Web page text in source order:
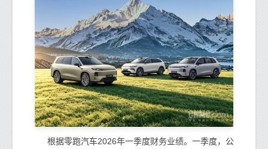
根据零跑汽车2026年一季度财务业绩。一季度，公